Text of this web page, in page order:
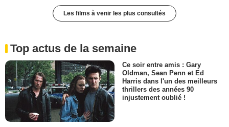
Les films à venir les plus consultés
Top actus de la semaine
Ce soir entre amis : Gary
Oldman, Sean Penn et Ed
Harris dans l'un des meilleurs
thrillers des années 90
injustement oublié !